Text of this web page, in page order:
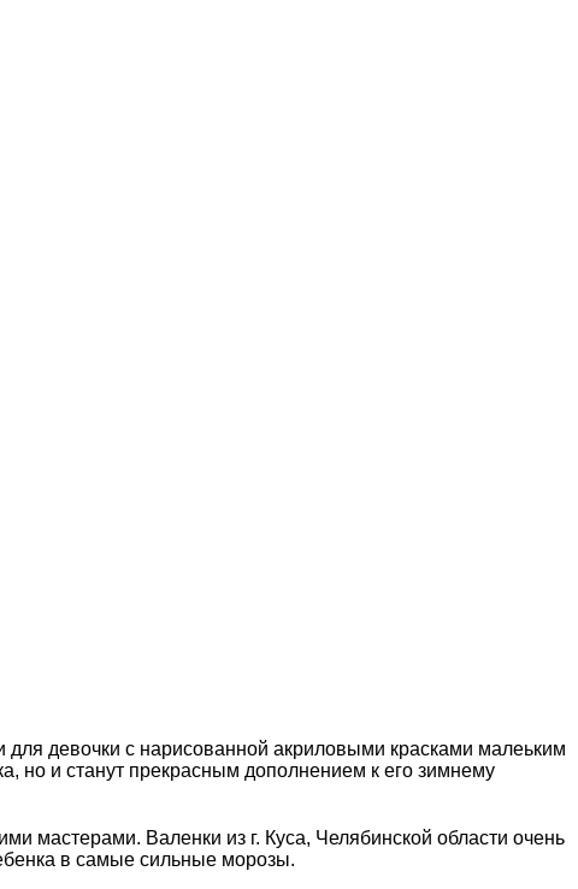
для девочки с нарисованной акриловыми красками малеьким
но и станут прекрасным дополнением к его зимнему
мастерами. Валенки из г. Куса, Челябинской области очень
в самые сильные морозы.